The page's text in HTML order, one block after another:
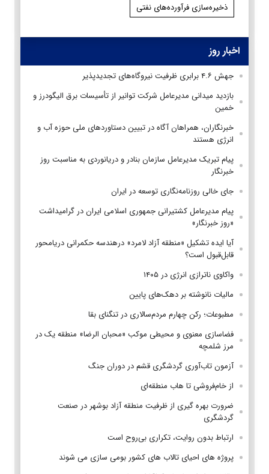
ذخیره‌سازی فرآورده‌های نفتی
اخبار روز
جهش ۴.۶ برابری ظرفیت نیروگاه‌های تجدیدپذیر
بازدید میدانی مدیرعامل شرکت توانیر از تأسیسات برق الیگودرز و
خمین
خبرنگاران، همراهان آگاه در تبیین دستاوردهای ملی حوزه آب و
انرژی هستند
پیام تبریک مدیرعامل سازمان بنادر و دریانوردی به مناسبت روز
خبرنگار
جای خالی روزنامه‌نگاری توسعه در ایران
پیام مدیرعامل کشتیرانی جمهوری اسلامی ایران در گرامیداشت
«روز خبرنگار»
آیا ایده تشکیل «منطقه آزاد لامرد» درهندسه حکمرانی دریامحور
قابل‌قبول است؟
واکاوی ناترازی انرژی در ۱۴۰۵
مالیات نانوشته بر دهک‌های پایین
مطبوعات؛ رکن چهارم مردم‌سالاری در تنگنای بقا
فضاسازی معنوی و محیطی موکب «محبان الرضا» منطقه یک در
مرز شلمچه
آزمون تاب‌آوری گردشگری قشم در دوران جنگ
از خام‌فروشی تا هاب منطقه‌ای
ضرورت بهره گیری از ظرفیت منطقه آزاد بوشهر در صنعت
گردشگری
ارتباط بدون روایت، تکراری بی‌روح است
پروژه های احیای تالاب های کشور بومی سازی می شوند